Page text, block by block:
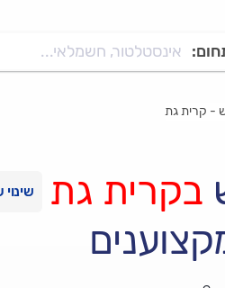
אינסטלטור, חשמלאי...
- קרית גת
בקרית גת